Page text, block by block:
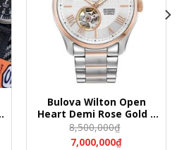
Bulova Wilton Open
Heart Demi Rose Gold –
98A213
8,500,000₫
7,000,000₫